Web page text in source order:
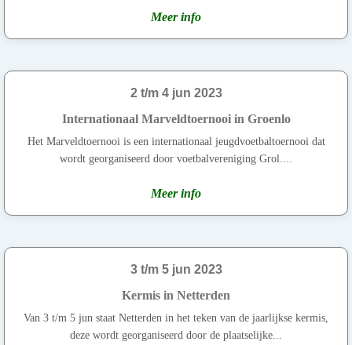
Meer info
2 t/m 4 jun 2023
Internationaal Marveldtoernooi in Groenlo
Het Marveldtoernooi is een internationaal jeugdvoetbaltoernooi dat
wordt georganiseerd door voetbalvereniging Grol....
Meer info
3 t/m 5 jun 2023
Kermis in Netterden
Van 3 t/m 5 jun staat Netterden in het teken van de jaarlijkse kermis,
deze wordt georganiseerd door de plaatselijke...